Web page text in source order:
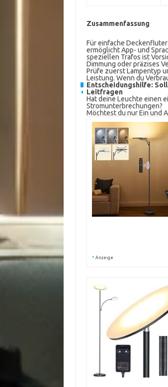
Zusammenfassung
Für einfache
ermöglicht App- und
speziellen Trafos ist
Dimmung oder präzises
Prüfe zuerst Lampentyp
Leistung. Wenn du
Entscheidungshilfe:
Leitfragen
Hat deine Leuchte einen
Stromunterbrechungen?
Möchtest du nur Ein und
* Anzeige